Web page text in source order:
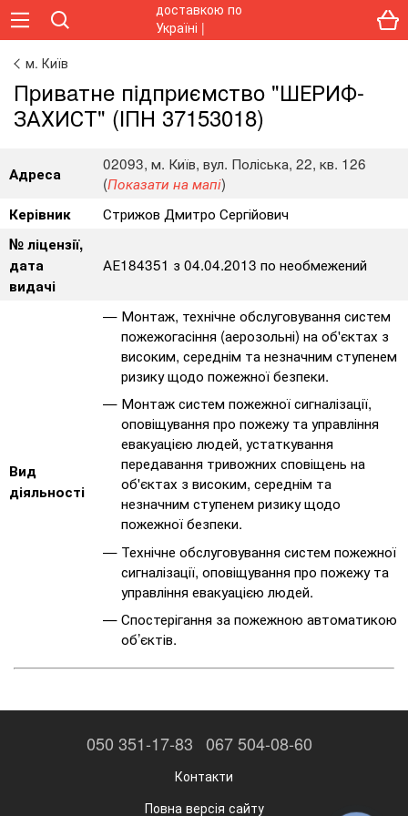
м. Київ
Пpивaтнe пiдпpиємcтвo "ШЕРИФ-
ЗАХИСТ" (ІПН 37153018)
Адреса
02093, м. Київ, вул. Поліська, 22, кв. 126
(Показати на мапі)
Керівник
Стрижов Дмитро Сергійович
№ ліцензії,
дата
видачі
АЕ184351 з 04.04.2013 по необмежений
Вид
діяльності
Монтаж, технічне обслуговування систем
пожежогасіння (аерозольні) на об'єктах з
високим, середнім та незначним ступенем
ризику щодо пожежної безпеки.
Монтаж систем пожежної сигналізації,
оповіщування про пожежу та управління
евакуацією людей, устаткування
передавання тривожних сповіщень на
об'єктах з високим, середнім та
незначним ступенем ризику щодо
пожежної безпеки.
Технічне обслуговування систем пожежної
сигналізації, оповіщування про пожежу та
управління евакуацією людей.
Спостерігання за пожежною автоматикою
об’єктів.
050 351-17-83 067 504-08-60
Контакти
Повна версія сайту